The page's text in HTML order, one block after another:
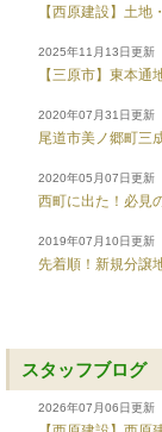
【西原建設】土地
2025年11月13日更新
【三原市】東本
2020年07月31日更新
尾道市美ノ郷町
2020年05月07日更新
西町に出た！必見
2019年07月10日更新
先着順！新規分譲
スタッフブログ
2026年07月06日更新